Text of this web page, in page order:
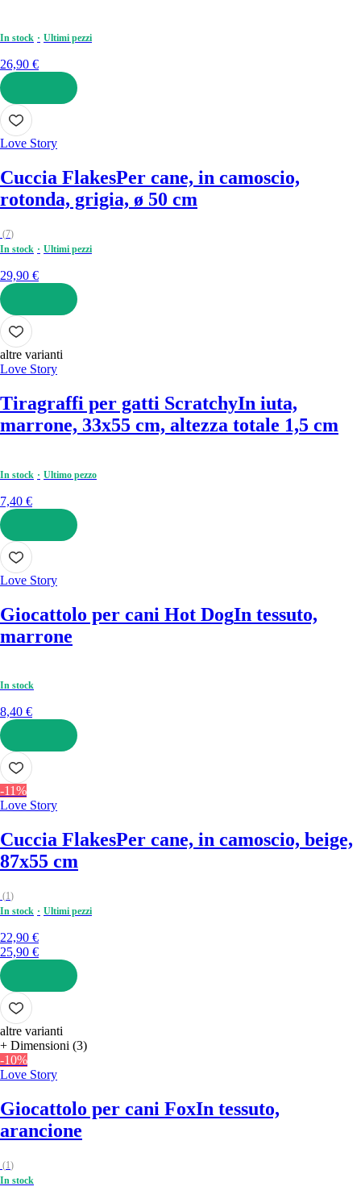
In stock Ultimi pezzi
26,90 €
AGGIUNGI
Love Story
Cuccia FlakesPer cane, in camoscio,
rotonda, grigia, ø 50 cm
(7)
In stock
Ultimi pezzi
29,90 €
AGGIUNGI
altre varianti
Love Story
Tiragraffi per gatti ScratchyIn iuta,
marrone, 33x55 cm, altezza totale 1,5 cm
In stock Ultimo pezzo
7,40 €
AGGIUNGI
Love Story
Giocattolo per cani Hot DogIn tessuto,
marrone
In stock
8,40 €
AGGIUNGI
-11%
Love Story
Cuccia FlakesPer cane, in camoscio, beige,
87x55 cm
(1)
In stock
Ultimi pezzi
22,90 €
25,90 €
AGGIUNGI
altre varianti
+ Dimensioni (3)
-10%
Love Story
Giocattolo per cani FoxIn tessuto,
arancione
(1)
In stock